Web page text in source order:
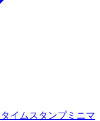
タイムスタンプミニマ